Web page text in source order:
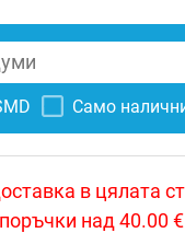
Само
в цялата
над 40.00